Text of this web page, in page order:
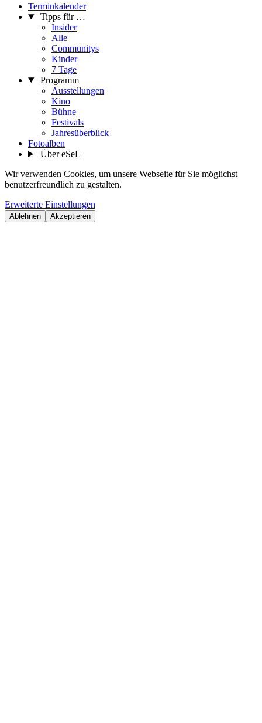
Terminkalender
Tipps für …
Insider
Alle
Communitys
Kinder
7 Tage
Programm
Ausstellungen
Kino
Bühne
Festivals
Jahresüberblick
Fotoalben
Über eSeL
Wir verwenden Cookies, um unsere Webseite für Sie möglichst
benutzerfreundlich zu gestalten.
Erweiterte Einstellungen
Ablehnen Akzeptieren